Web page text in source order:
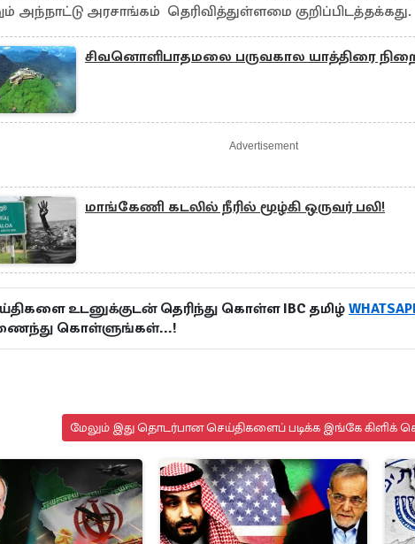
அந்நாட்டு அரசாங்கம் தெரிவித்துள்ளமை குறிப்பிடத்தக்கது.
சிவனொளிபாதமலை பருவகால யாத்திரை
Advertisement
மாங்கேணி கடலில் நீரில் மூழ்கி ஒருவர் பலி!
உடனுக்குடன் தெரிந்து கொள்ள IBC தமிழ்
கொள்ளுங்கள்...!
மேலும் இது தொடர்பான செய்திகளைப் படிக்க இங்கே கிளிக்